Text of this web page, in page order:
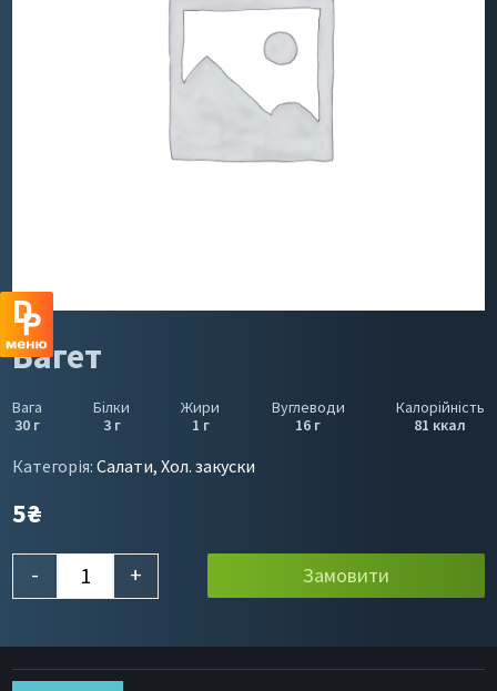
Багет
Вага
30 г
Білки
3 г
Жири
1 г
Вуглеводи
16 г
Калорійність
81 ккал
Категорія:Салати, Хол. закуски
5₴
- + Замовити